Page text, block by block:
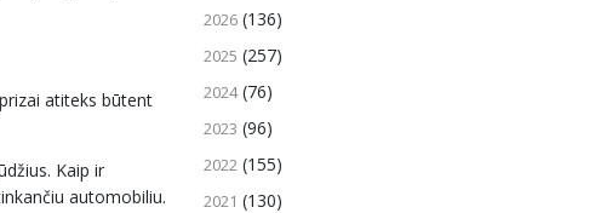
atiteks būtent
Kaip ir
automobiliu.
2026 (136)
2025 (257)
2024(76)
2023 (96)
2022 (155)
2021 (130)